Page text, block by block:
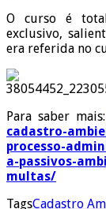
O curso é
exclusivo,
era referida no
Para saber mais:
cadastro-
processo-
a-passivos-
multas/
TagsCadastro